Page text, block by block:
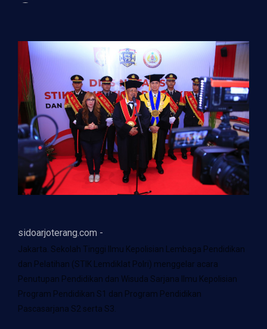
sidoarjoterang.com -
Jakarta. Sekolah Tinggi Ilmu Kepolisian Lembaga Pendidikan
dan Pelatihan (STIK Lemdiklat Polri) menggelar acara
Penutupan Pendidikan dan Wisuda Sarjana Ilmu Kepolisian
Program Pendidikan S1 dan Program Pendidikan
Pascasarjana S2 serta S3.